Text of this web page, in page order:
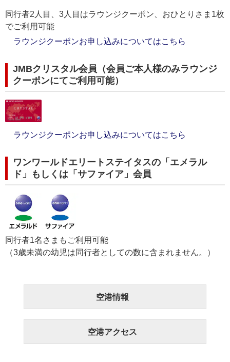
同行者2人目、3人目はラウンジクーポン、おひとりさま1枚
でご利用可能
ラウンジクーポンお申し込みについてはこちら
JMBクリスタル会員（会員ご本人様のみラウンジ
クーポンにてご利用可能）
ラウンジクーポンお申し込みについてはこちら
ワンワールドエリートステイタスの「エメラル
ド」もしくは「サファイア」会員
同行者1名さまもご利用可能
（3歳未満の幼児は同行者としての数に含まれません。）
空港情報
空港アクセス